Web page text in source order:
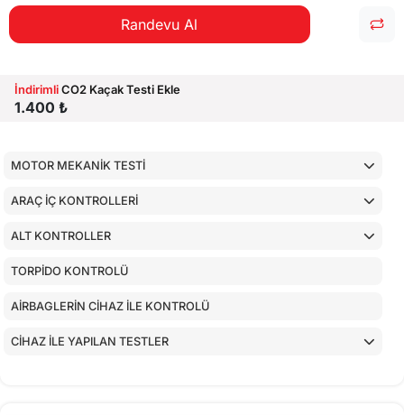
Randevu Al
İndirimliCO2 Kaçak Testi Ekle
1.400 ₺
MOTOR MEKANİK TESTİ
ARAÇ İÇ KONTROLLERİ
ALT KONTROLLER
TORPİDO KONTROLÜ
AİRBAGLERİN CİHAZ İLE KONTROLÜ
CİHAZ İLE YAPILAN TESTLER